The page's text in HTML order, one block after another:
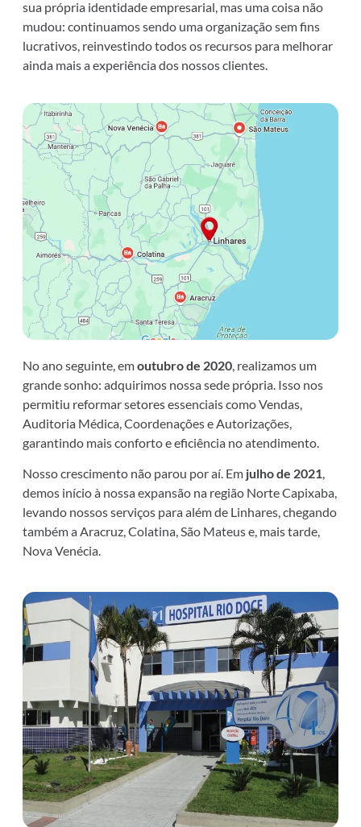
sua própria identidade empresarial, mas uma coisa não
mudou: continuamos sendo uma organização sem fins
lucrativos, reinvestindo todos os recursos para melhorar
ainda mais a experiência dos nossos clientes.
No ano seguinte, emoutubro de 2020, realizamos um
grande sonho: adquirimos nossa sede própria. Isso nos
permitiu reformar setores essenciais como Vendas,
Auditoria Médica, Coordenações e Autorizações,
garantindo mais conforto e eficiência no atendimento.
Nosso crescimento não parou por aí. Em julho de 2021,
demos início à nossa expansão na região Norte Capixaba,
levando nossos serviços para além de Linhares, chegando
também a Aracruz, Colatina, São Mateus e, mais tarde,
Nova Venécia.